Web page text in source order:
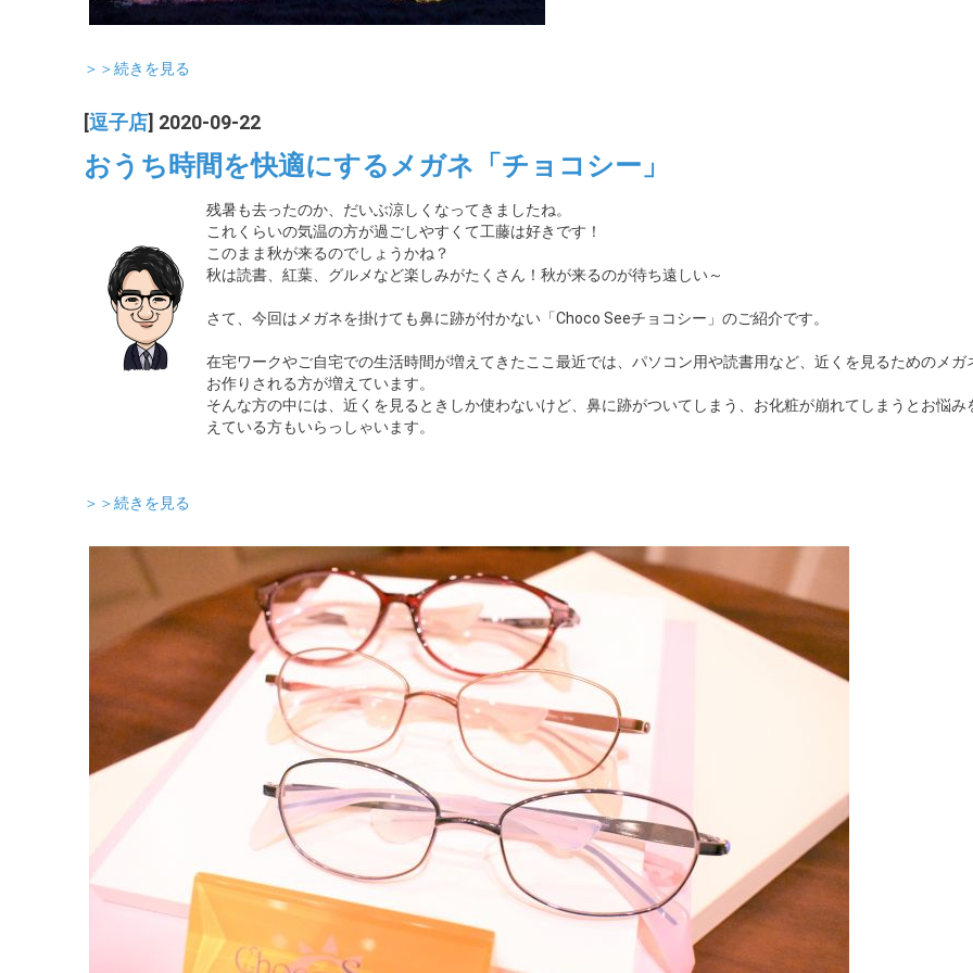
＞＞続きを見る
逗子店 ] 2020-09-22
おうち時間を快適にするメガネ「チョコシー」
残暑も去ったのか、だいぶ涼しくなってきましたね。
これくらいの気温の方が過ごしやすくて工藤は好きです！
このまま秋が来るのでしょうかね？
秋は読書、紅葉、グルメなど楽しみがたくさん！秋が来るのが待ち遠しい～
さて、今回はメガネを掛けても鼻に跡が付かない「Choco Seeチョコシー」のご紹介です。
在宅ワークやご自宅での生活時間が増えてきたここ最近では、パソコン用や読書用など、近くを見るためのメガ
お作りされる方が増えています。
そんな方の中には、近くを見るときしか使わないけど、鼻に跡がついてしまう、お化粧が崩れてしまうとお悩み
えている方もいらっしゃいます。
＞＞続きを見る